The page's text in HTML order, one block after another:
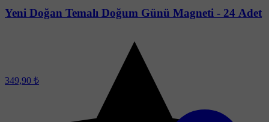
Yeni Doğan Temalı Doğum Günü Magneti - 24 Adet
349,90 ₺